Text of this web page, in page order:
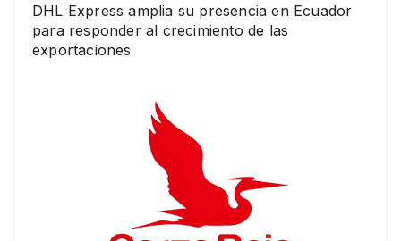
DHL Express amplia su presencia en Ecuador
para responder al crecimiento de las
exportaciones